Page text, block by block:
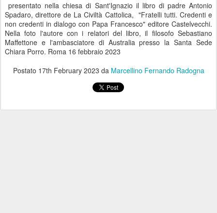
presentato nella chiesa di Sant'Ignazio il libro di padre Antonio
Spadaro, direttore de La Civiltà Cattolica, "Fratelli tutti. Credenti e
non credenti in dialogo con Papa Francesco" editore Castelvecchi.
Nella foto l'autore con i relatori del libro, il filosofo Sebastiano
Maffettone e l'ambasciatore di Australia presso la Santa Sede
Chiara Porro. Roma 16 febbraio 2023
Postato 17th February 2023 da Marcellino Fernando Radogna